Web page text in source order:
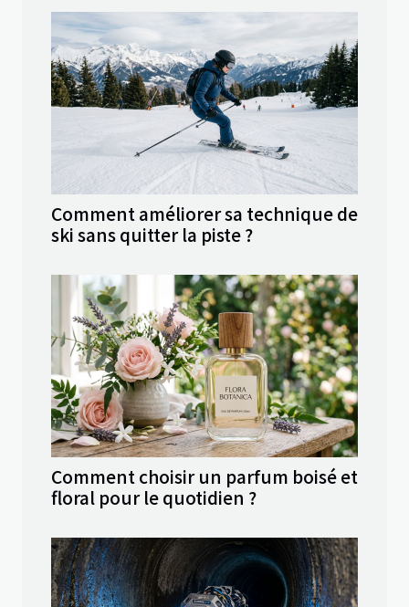
Comment améliorer sa technique de
ski sans quitter la piste ?
Comment choisir un parfum boisé et
floral pour le quotidien ?